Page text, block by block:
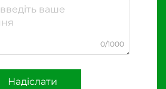
0/1000
Надіслати